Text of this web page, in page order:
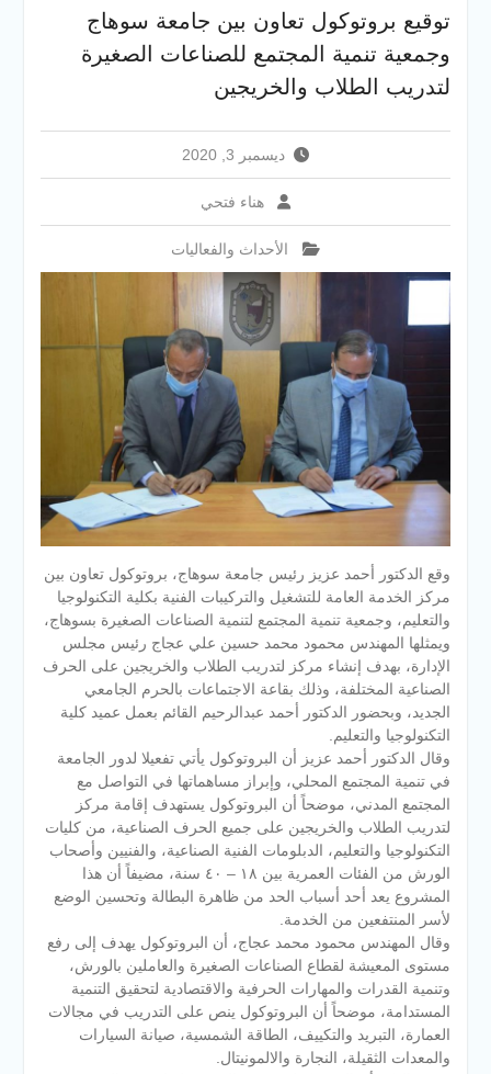
والخدمية بجامعة سوهاج
الجديدة
جامعة سوهاج تفتح أبوابها
لطلاب الثانوية العامة فى أولى
أيام المرحلة الأولى للتنسيق
الإلكتروني للقبول بالجامعات
توقيع بروتوكول تعاون بين جامعة سوهاج
وجمعية تنمية المجتمع للصناعات الصغيرة
لتدريب الطلاب والخريجين
ديسمبر 3, 2020
هناء فتحي
الأحداث والفعاليات
وقع الدكتور أحمد عزيز رئيس جامعة سوهاج، بروتوكول تعاون بين
مركز الخدمة العامة للتشغيل والتركيبات الفنية بكلية التكنولوجيا
والتعليم، وجمعية تنمية المجتمع لتنمية الصناعات الصغيرة بسوهاج،
ويمثلها المهندس محمود محمد حسين علي عجاج رئيس مجلس
الإدارة، بهدف إنشاء مركز لتدريب الطلاب والخريجين على الحرف
الصناعية المختلفة، وذلك بقاعة الاجتماعات بالحرم الجامعي
الجديد، وبحضور الدكتور أحمد عبدالرحيم القائم بعمل عميد كلية
التكنولوجيا والتعليم.
وقال الدكتور أحمد عزيز أن البروتوكول يأتي تفعيلا لدور الجامعة
في تنمية المجتمع المحلي، وإبراز مساهماتها في التواصل مع
المجتمع المدني، موضحاً أن البروتوكول يستهدف إقامة مركز
لتدريب الطلاب والخريجين على جميع الحرف الصناعية، من كليات
التكنولوجيا والتعليم، الدبلومات الفنية الصناعية، والفنيين وأصحاب
الورش من الفئات العمرية بين ١٨ – ٤٠ سنة، مضيفاً أن هذا
المشروع يعد أحد أسباب الحد من ظاهرة البطالة وتحسين الوضع
لأسر المنتفعين من الخدمة.
وقال المهندس محمود محمد عجاج، أن البروتوكول يهدف إلى رفع
مستوى المعيشة لقطاع الصناعات الصغيرة والعاملين بالورش،
وتنمية القدرات والمهارات الحرفية والاقتصادية لتحقيق التنمية
المستدامة، موضحاً أن البروتوكول ينص على التدريب في مجالات
العمارة، التبريد والتكييف، الطاقة الشمسية، صيانة السيارات
والمعدات الثقيلة، النجارة والالمونيتال.